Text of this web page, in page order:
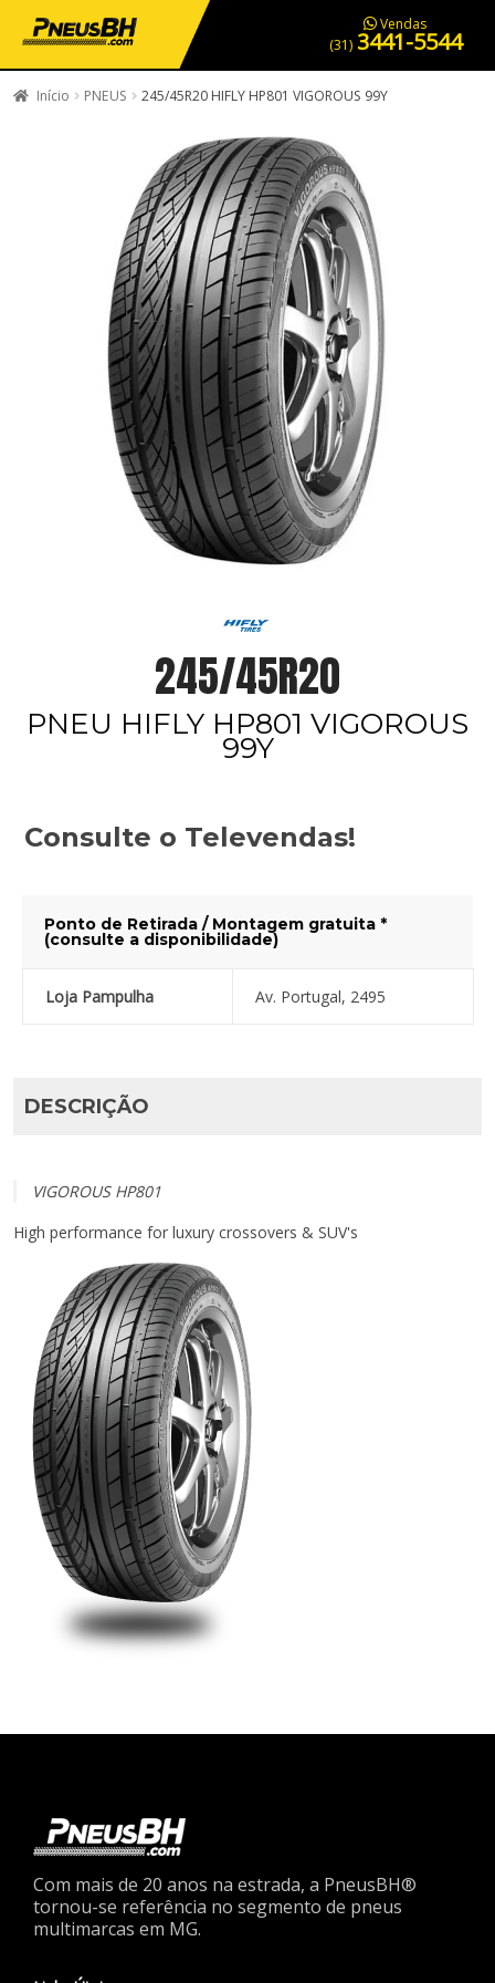
PNEUS EM OFERTA SERVIÇOS AUTOMOTIVOS NOSSA LOJA
Vendas
(31) 3441-5544
Início PNEUS 245/45R20 HIFLY HP801 VIGOROUS 99Y
245/45R20
PNEU HIFLY HP801 VIGOROUS
99Y
Consulte o Televendas!
Ponto de Retirada / Montagem gratuita *
(consulte a disponibilidade)
Loja Pampulha Av. Portugal, 2495
DESCRIÇÃO
VIGOROUS HP801
High performance for luxury crossovers & SUV's
Com mais de 20 anos na estrada, a PneusBH®
tornou-se referência no segmento de pneus
multimarcas em MG.